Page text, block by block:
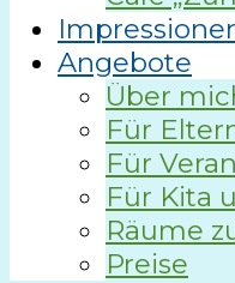
Angebote
Über
Für
Für
Für Kita
Räume
Preise